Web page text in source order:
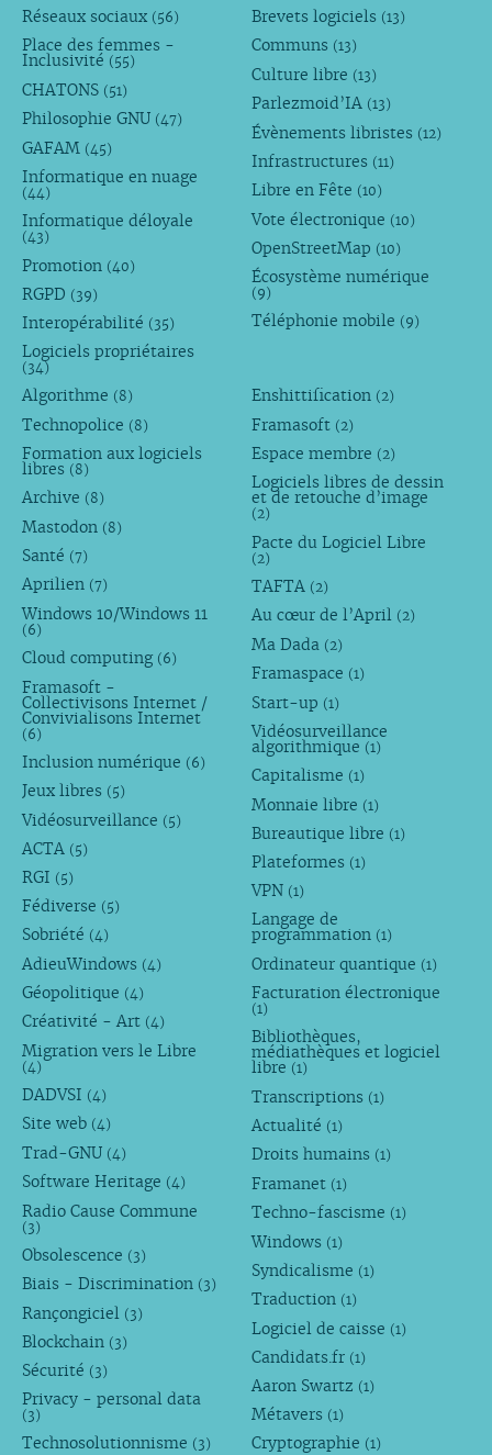
Réseaux sociaux (56)
Place des femmes -
Inclusivité (55)
CHATONS (51)
Philosophie GNU (47)
GAFAM (45)
Informatique en nuage
(44)
Informatique déloyale
(43)
Promotion (40)
RGPD (39)
Interopérabilité (35)
Logiciels propriétaires
(34)
Brevets logiciels (13)
Communs (13)
Culture libre (13)
Parlezmoid’IA (13)
Évènements libristes (12)
Infrastructures (11)
Libre en Fête (10)
Vote électronique (10)
OpenStreetMap (10)
Écosystème numérique
(9)
Téléphonie mobile (9)
Algorithme (8)
Technopolice (8)
Formation aux logiciels
libres (8)
Archive (8)
Mastodon (8)
Santé (7)
Aprilien (7)
Windows 10/Windows 11
(6)
Cloud computing (6)
Framasoft -
Collectivisons Internet /
Convivialisons Internet
(6)
Inclusion numérique (6)
Jeux libres (5)
Vidéosurveillance (5)
ACTA (5)
RGI (5)
Fédiverse (5)
Sobriété (4)
AdieuWindows (4)
Géopolitique (4)
Créativité - Art (4)
Migration vers le Libre
(4)
DADVSI (4)
Site web (4)
Trad-GNU (4)
Software Heritage (4)
Radio Cause Commune
(3)
Obsolescence (3)
Biais - Discrimination (3)
Rançongiciel (3)
Blockchain (3)
Sécurité (3)
Privacy - personal data
(3)
Technosolutionnisme (3)
Enshittification (2)
Framasoft (2)
Espace membre (2)
Logiciels libres de dessin
et de retouche d’image
(2)
Pacte du Logiciel Libre
(2)
TAFTA (2)
Au cœur de l’April (2)
Ma Dada (2)
Framaspace (1)
Start-up (1)
Vidéosurveillance
algorithmique (1)
Capitalisme (1)
Monnaie libre (1)
Bureautique libre (1)
Plateformes (1)
VPN (1)
Langage de
programmation (1)
Ordinateur quantique (1)
Facturation électronique
(1)
Bibliothèques,
médiathèques et logiciel
libre (1)
Transcriptions (1)
Actualité (1)
Droits humains (1)
Framanet (1)
Techno-fascisme (1)
Windows (1)
Syndicalisme (1)
Traduction (1)
Logiciel de caisse (1)
Candidats.fr (1)
Aaron Swartz (1)
Métavers (1)
Cryptographie (1)